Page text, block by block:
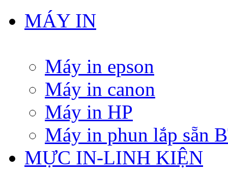
MÁY IN
Máy in epson
Máy in canon
Máy in HP
Máy in phun lắp sẵn
MỰC IN-LINH KIỆN